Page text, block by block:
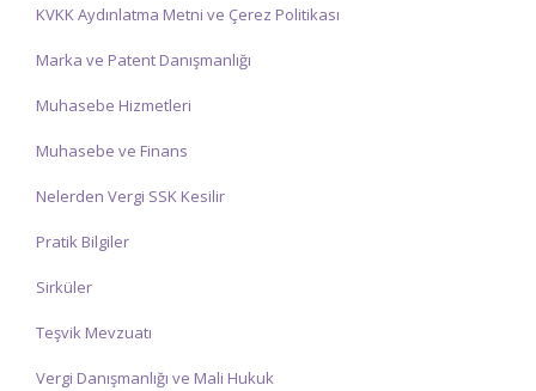
KVKK Aydınlatma Metni ve Çerez Politikası
Marka ve Patent Danışmanlığı
Muhasebe Hizmetleri
Muhasebe ve Finans
Nelerden Vergi SSK Kesilir
Pratik Bilgiler
Sirküler
Teşvik Mevzuatı
Vergi Danışmanlığı ve Mali Hukuk